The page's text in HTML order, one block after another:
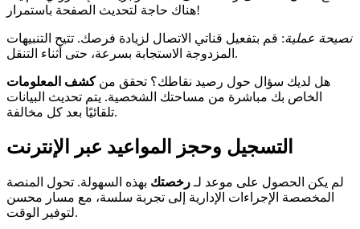
هناك حاجة لتحديث الصفحة باستمرار!
نصيحة عملية: قم بتفعيل قناتي الاتصال لزيادة فرصك. تتيح التنبيهات
المزدوجة الاستجابة بسرعة، حتى أثناء التنقل.
هل لديك سؤال حول رصيد نقاطك؟ تحقق منكشف المعلومات
الخاص بك مباشرة من مساحتك الشخصية. يتم تحديث البيانات
تلقائيًا بعد كل مخالفة.
التسجيل وحجز المواعيد عبر الإنترنت
لم يكن الحصول على موعد لـ رخصتك بهذه السهولة. تحول المنصة
المخصصة الإجراءات الإدارية إلى تجربة سلسة، مع مسار محسن
لتوفير الوقت.